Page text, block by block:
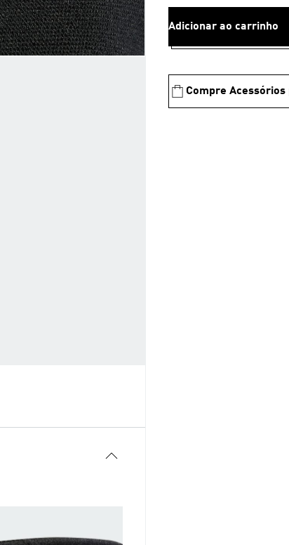
Adicionar ao carrinho
Compre